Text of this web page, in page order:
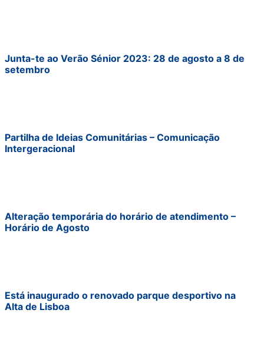
Junta-te ao Verão Sénior 2023: 28 de agosto a 8 de
setembro
Partilha de Ideias Comunitárias – Comunicação
Intergeracional
Alteração temporária do horário de atendimento –
Horário de Agosto
Está inaugurado o renovado parque desportivo na
Alta de Lisboa